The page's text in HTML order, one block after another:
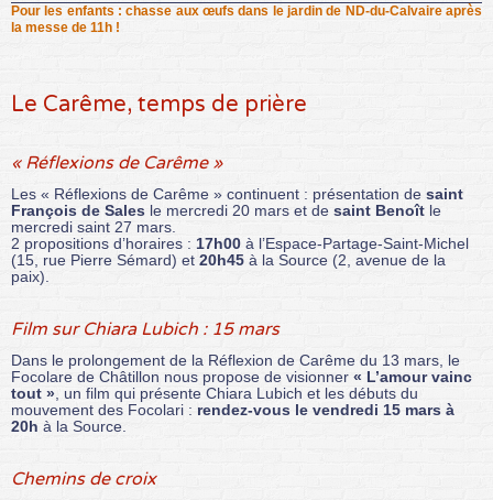
Pour les enfants : chasse aux œufs dans le jardin de ND-du-Calvaire après
la messe de 11h !
Le Carême, temps de prière
« Réflexions de Carême »
Les « Réflexions de Carême » continuent : présentation de saint
François de Sales le mercredi 20 mars et de saint Benoît le
mercredi saint 27 mars.
2 propositions d’horaires : 17h00 à l’Espace-Partage-Saint-Michel
(15, rue Pierre Sémard) et 20h45 à la Source (2, avenue de la
paix).
Film sur Chiara Lubich : 15 mars
Dans le prolongement de la Réflexion de Carême du 13 mars, le
Focolare de Châtillon nous propose de visionner « L’amour vainc
tout » , un film qui présente Chiara Lubich et les débuts du
mouvement des Focolari : rendez-vous le vendredi 15 mars à
20h à la Source.
Chemins de croix